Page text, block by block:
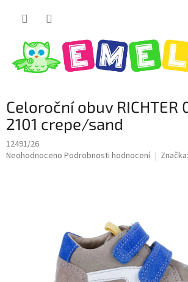
Celoroční obuv RICHTER
2101 crepe/sand
12491/26
Průměrné
Neohodnoceno Podrobnosti hodnocení Značka: